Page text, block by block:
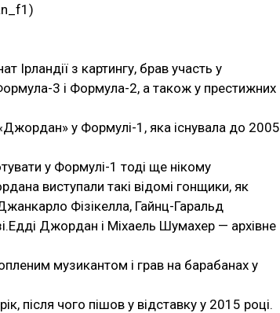
Ірландії з картингу, брав участь у
3 і Формула-2, а також у престижних
у Формулі-1, яка існувала до 2005
у Формулі-1 тоді ще нікому
виступали такі відомі гонщики, як
Фізікелла, Гайнц-Гаральд
Джордан і Міхаель Шумахер — архівне
музикантом і грав на барабанах у
після чого пішов у відставку у 2015 році.